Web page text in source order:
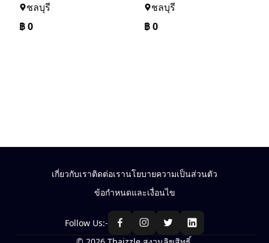
ชลบุรี
฿0
ชลบุรี
฿0
เกี่ยวกับเราติดต่อเรานโยบายความเป็นส่วนตัว
ข้อกำหนดและเงื่อนไข
Follow Us:-